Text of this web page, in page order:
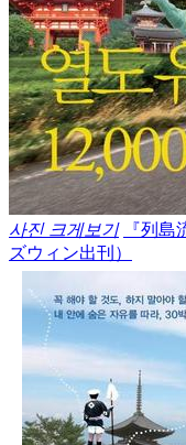
사진 크게보기
『列
ズウィン出刊）